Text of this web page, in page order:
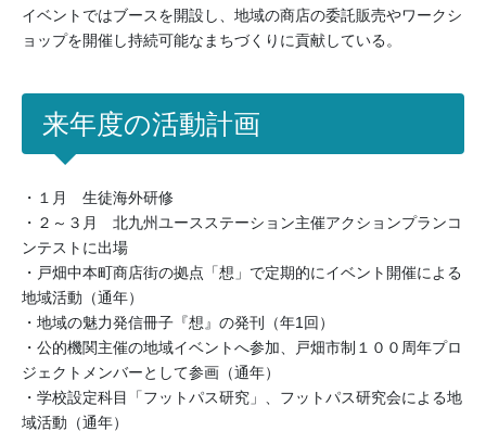
イベントではブースを開設し、地域の商店の委託販売やワークシ
ョップを開催し持続可能なまちづくりに貢献している。
来年度の活動計画
・１月 生徒海外研修
・２～３月 北九州ユースステーション主催アクションプランコ
ンテストに出場
・戸畑中本町商店街の拠点「想」で定期的にイベント開催による
地域活動（通年）
・地域の魅力発信冊子『想』の発刊（年1回）
・公的機関主催の地域イベントへ参加、戸畑市制１００周年プロ
ジェクトメンバーとして参画（通年）
・学校設定科目「フットパス研究」、フットパス研究会による地
域活動（通年）